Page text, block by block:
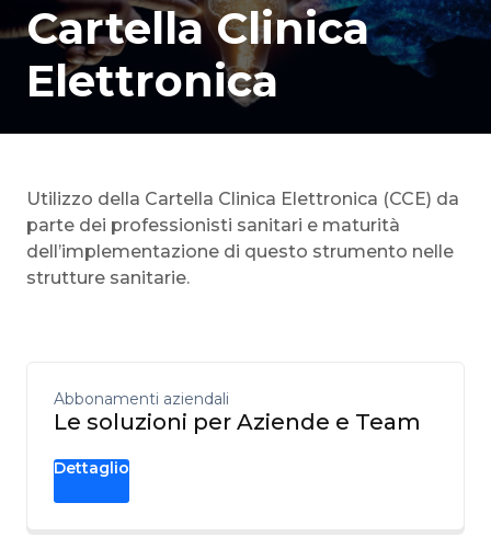
Cartella Clinica
Elettronica
Utilizzo della Cartella Clinica Elettronica (CCE) da
parte dei professionisti sanitari e maturità
dell’implementazione di questo strumento nelle
strutture sanitarie.
Abbonamenti aziendali
Le soluzioni per Aziende e Team
Dettaglio